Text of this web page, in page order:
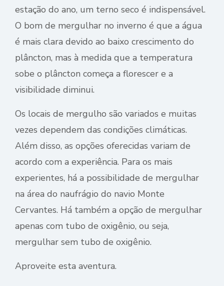
estação do ano, um terno seco é indispensável.
O bom de mergulhar no inverno é que a água
é mais clara devido ao baixo crescimento do
plâncton, mas à medida que a temperatura
sobe o plâncton começa a florescer e a
visibilidade diminui.
Os locais de mergulho são variados e muitas
vezes dependem das condições climáticas.
Além disso, as opções oferecidas variam de
acordo com a experiência. Para os mais
experientes, há a possibilidade de mergulhar
na área do naufrágio do navio Monte
Cervantes. Há também a opção de mergulhar
apenas com tubo de oxigênio, ou seja,
mergulhar sem tubo de oxigênio.
Aproveite esta aventura.